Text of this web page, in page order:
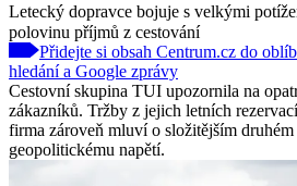
Letecký dopravce bojuje s velkými
polovinu příjmů z cestování
Přidejte si obsah Centrum.cz do
hledání a Google zprávy
Cestovní skupina TUI upozornila na
zákazníků. Tržby z jejich letních
firma zároveň mluví o složitějším
geopolitickému napětí.